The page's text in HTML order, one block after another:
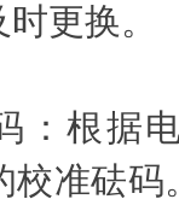
更换。
根据
校准砝